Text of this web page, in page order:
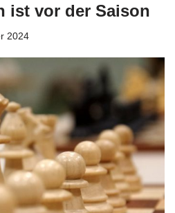
ist vor der Saison
2024